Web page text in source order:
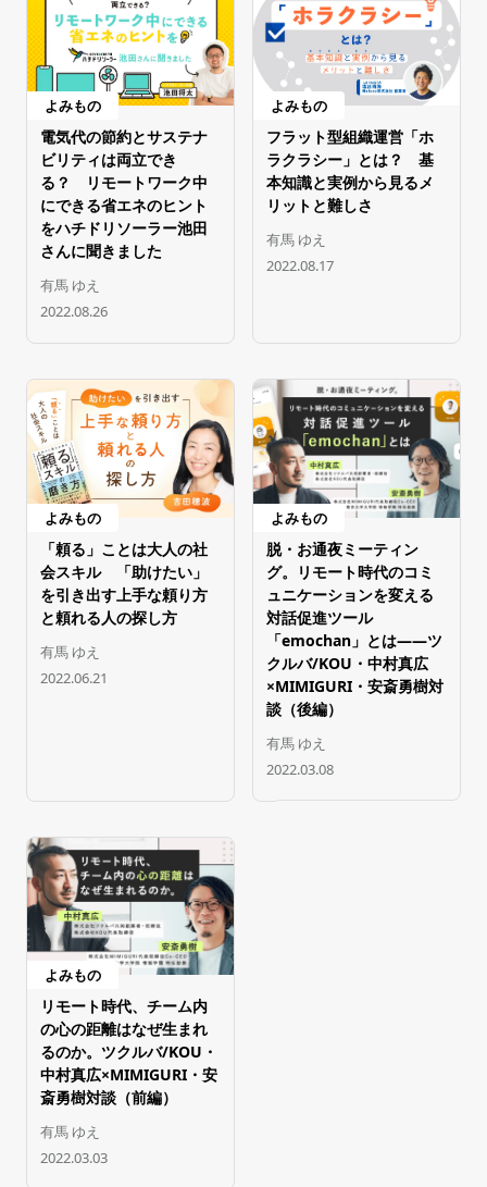
よみもの
電気代の節約とサステナ
ビリティは両立でき
る？ リモートワーク中
にできる省エネのヒント
をハチドリソーラー池田
さんに聞きました
有馬 ゆえ
2022.08.26
よみもの
フラット型組織運営「ホ
ラクラシー」とは？ 基
本知識と実例から見るメ
リットと難しさ
有馬 ゆえ
2022.08.17
よみもの
「頼る」ことは大人の社
会スキル 「助けたい」
を引き出す上手な頼り方
と頼れる人の探し方
有馬 ゆえ
2022.06.21
よみもの
脱・お通夜ミーティン
グ。リモート時代のコミ
ュニケーションを変える
対話促進ツール
「emochan」とは――ツ
クルバ/KOU・中村真広
×MIMIGURI・安斎勇樹対
談（後編）
有馬 ゆえ
2022.03.08
よみもの
リモート時代、チーム内
の心の距離はなぜ生まれ
るのか。ツクルバ/KOU・
中村真広×MIMIGURI・安
斎勇樹対談（前編）
有馬 ゆえ
2022.03.03